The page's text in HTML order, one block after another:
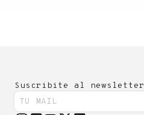
Suscribite al newsletter